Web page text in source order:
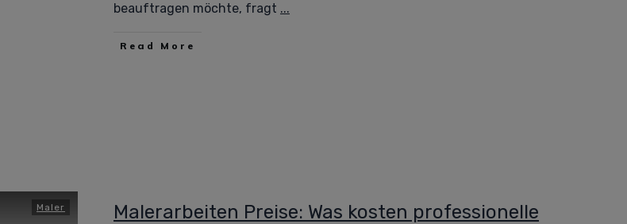
beauftragen möchte, fragt ...
Read More
Maler
Malerarbeiten Preise: Was kosten professionelle